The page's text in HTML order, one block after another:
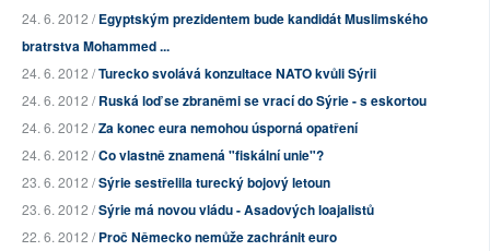
24. 6. 2012 /Egyptským prezidentem bude kandidát Muslimského
bratrstva Mohammed ...
24. 6. 2012 /Turecko svolává konzultace NATO kvůli Sýrii
24. 6. 2012 /Ruská loď se zbraněmi se vrací do Sýrie - s eskortou
24. 6. 2012 /Za konec eura nemohou úsporná opatření
24. 6. 2012 /Co vlastně znamená "fiskální unie"?
23. 6. 2012 /Sýrie sestřelila turecký bojový letoun
23. 6. 2012 /Sýrie má novou vládu - Asadových loajalistů
22. 6. 2012 /Proč Německo nemůže zachránit euro